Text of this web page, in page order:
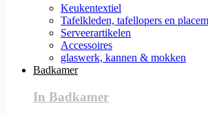
Keukentextiel
Tafelkleden, tafellopers en
Serveerartikelen
Accessoires
glaswerk, kannen & mokken
Badkamer
In Badkamer